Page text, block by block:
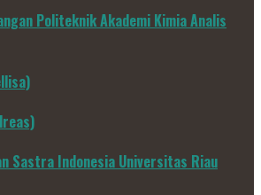
Politeknik Akademi Kimia Analis
Sastra Indonesia Universitas Riau